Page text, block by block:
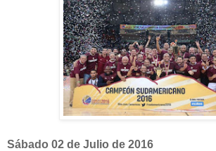
Sábado 02 de Julio de 2016